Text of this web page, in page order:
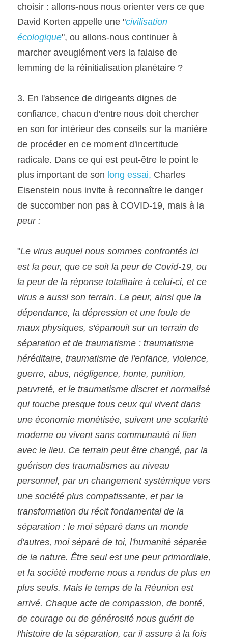
choisir : allons-nous nous orienter vers ce que
David Korten appelle une "civilisation
écologique", ou allons-nous continuer à
marcher aveuglément vers la falaise de
lemming de la réinitialisation planétaire ?
3. En l'absence de dirigeants dignes de
confiance, chacun d'entre nous doit chercher
en son for intérieur des conseils sur la manière
de procéder en ce moment d'incertitude
radicale. Dans ce qui est peut-être le point le
plus important de son long essai, Charles
Eisenstein nous invite à reconnaître le danger
peur :
"Le virus auquel nous sommes confrontés ici
est la peur, que ce soit la peur de Covid-19, ou
la peur de la réponse totalitaire à celui-ci, et ce
virus a aussi son terrain. La peur, ainsi que la
dépendance, la dépression et une foule de
maux physiques, s'épanouit sur un terrain de
séparation et de traumatisme : traumatisme
héréditaire, traumatisme de l'enfance, violence,
guerre, abus, négligence, honte, punition,
pauvreté, et le traumatisme discret et normalisé
qui touche presque tous ceux qui vivent dans
une économie monétisée, suivent une scolarité
moderne ou vivent sans communauté ni lien
avec le lieu. Ce terrain peut être changé, par la
guérison des traumatismes au niveau
personnel, par un changement systémique vers
une société plus compatissante, et par la
transformation du récit fondamental de la
séparation : le moi séparé dans un monde
d'autres, moi séparé de toi, l'humanité séparée
de la nature. Être seul est une peur primordiale,
et la société moderne nous a rendus de plus en
plus seuls. Mais le temps de la Réunion est
arrivé. Chaque acte de compassion, de bonté,
de courage ou de générosité nous guérit de
l'histoire de la séparation, car il assure à la fois